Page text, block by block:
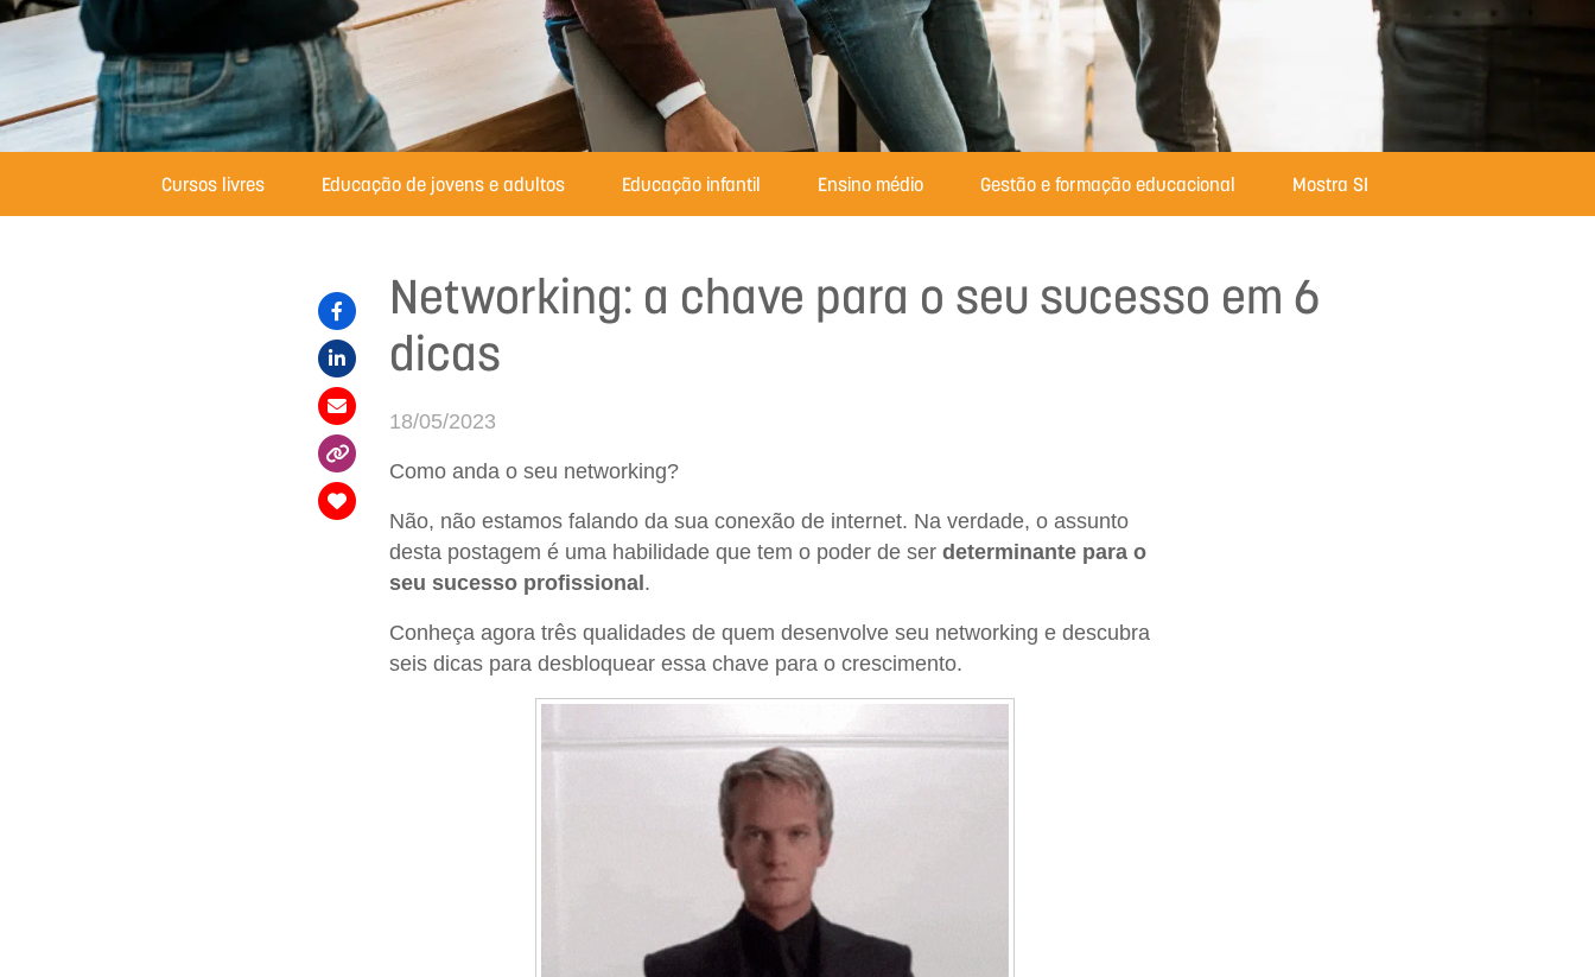
Cursos livres Educação de jovens e adultos Educação infantil Ensino médio Gestão e formação educacional Mostra SESI com Ciência
Networking: a chave para o seu sucesso em 6
dicas
18/05/2023
Como anda o seu networking?
Não, não estamos falando da sua conexão de internet. Na verdade, o assunto
desta postagem é uma habilidade que tem o poder de ser determinante para o
seu sucesso profissional.
Conheça agora três qualidades de quem desenvolve seu networking e descubra
seis dicas para desbloquear essa chave para o crescimento.